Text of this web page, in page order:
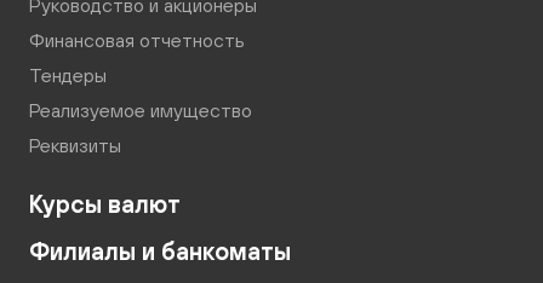
Руководство и акционеры
Финансовая отчетность
Тендеры
Реализуемое имущество
Реквизиты
Курсы валют
Филиалы и банкоматы